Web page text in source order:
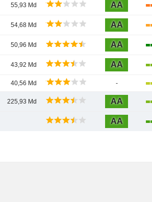
55,93 Md AA
54,68 Md AA
50,96 Md AA
43,92 Md AA
40,56 Md -
225,93 Md AA
AA